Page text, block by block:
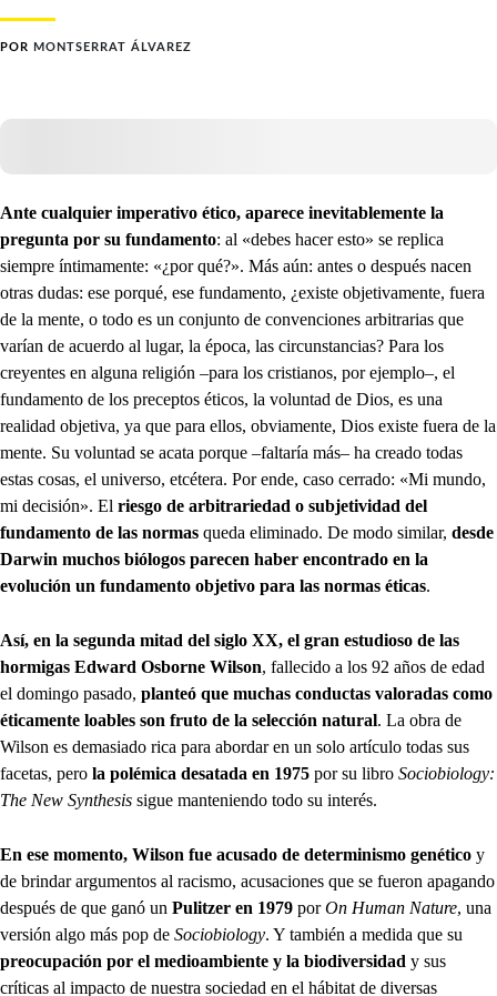
POR MONTSERRAT ÁLVAREZ
Ante cualquier imperativo ético, aparece inevitablemente la
pregunta por su fundamento: al «debes hacer esto» se replica
siempre íntimamente: «¿por qué?». Más aún: antes o después nacen
otras dudas: ese porqué, ese fundamento, ¿existe objetivamente, fuera
de la mente, o todo es un conjunto de convenciones arbitrarias que
varían de acuerdo al lugar, la época, las circunstancias? Para los
creyentes en alguna religión –para los cristianos, por ejemplo–, el
fundamento de los preceptos éticos, la voluntad de Dios, es una
realidad objetiva, ya que para ellos, obviamente, Dios existe fuera de la
mente. Su voluntad se acata porque –faltaría más– ha creado todas
estas cosas, el universo, etcétera. Por ende, caso cerrado: «Mi mundo,
mi decisión». El riesgo de arbitrariedad o subjetividad del
fundamento de las normas queda eliminado. De modo similar, desde
Darwin muchos biólogos parecen haber encontrado en la
evolución un fundamento objetivo para las normas éticas.
Así, en la segunda mitad del siglo XX, el gran estudioso de las
hormigas Edward Osborne Wilson, fallecido a los 92 años de edad
el domingo pasado, planteó que muchas conductas valoradas como
éticamente loables son fruto de la selección natural. La obra de
Wilson es demasiado rica para abordar en un solo artículo todas sus
facetas, pero la polémica desatada en 1975 por su libro Sociobiology:
The New Synthesis sigue manteniendo todo su interés.
En ese momento, Wilson fue acusado de determinismo genético y
de brindar argumentos al racismo, acusaciones que se fueron apagando
después de que ganó un Pulitzer en 1979 porOn Human Nature, una
versión algo más pop de Sociobiology. Y también a medida que su
preocupación por el medioambiente y la biodiversidad y sus
críticas al impacto de nuestra sociedad en el hábitat de diversas